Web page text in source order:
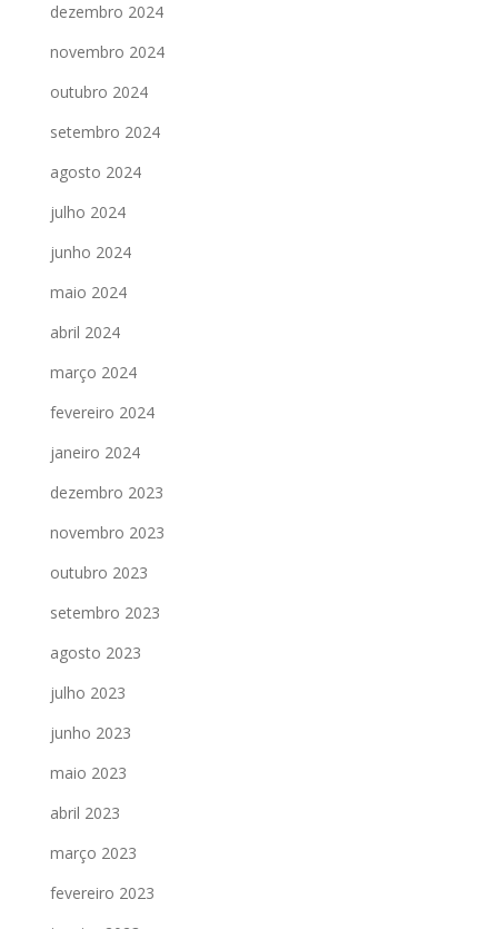
dezembro 2024
novembro 2024
outubro 2024
setembro 2024
agosto 2024
julho 2024
junho 2024
maio 2024
abril 2024
março 2024
fevereiro 2024
janeiro 2024
dezembro 2023
novembro 2023
outubro 2023
setembro 2023
agosto 2023
julho 2023
junho 2023
maio 2023
abril 2023
março 2023
fevereiro 2023